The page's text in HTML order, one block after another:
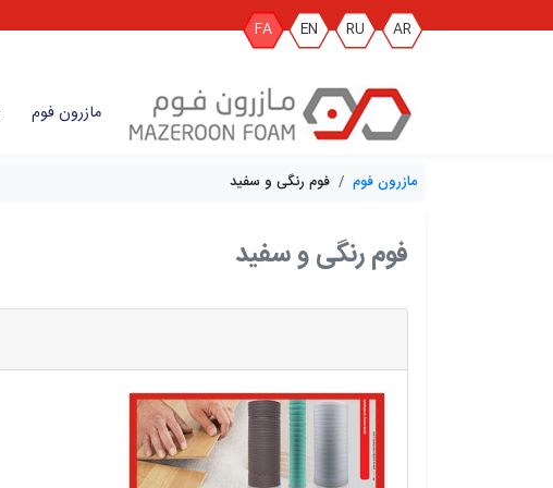
FA EN RU
AR
مازرون فوم
مازرون فوم فوم رنگی و سفید
فوم رنگی و سفید